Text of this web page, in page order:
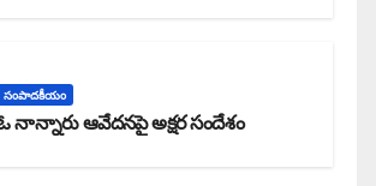
సంపాదకీయం
నాన్నారు ఆవేదనపై అక్షర సందేశం